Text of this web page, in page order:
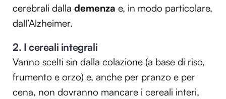
cerebrali dalla demenza e, in modo particolare,
dall’Alzheimer.
2. I cereali integrali
Vanno scelti sin dalla colazione (a base di riso,
frumento e orzo) e, anche per pranzo e per
cena, non dovranno mancare i cereali interi,